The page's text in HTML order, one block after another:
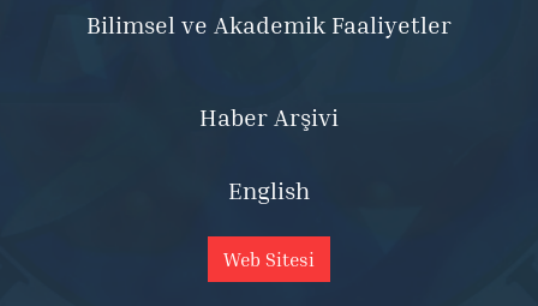
Bilimsel ve Akademik Faaliyetler
Haber Arşivi
English
Web Sitesi